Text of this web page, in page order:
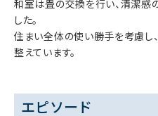
和室は畳の交換を行い、清潔感
した。
住まい全体の使い勝手を考慮し
整えています。
エピソード